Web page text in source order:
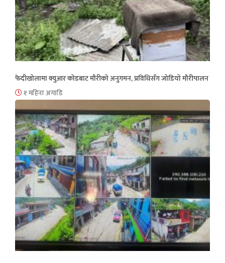
फेदीखोलामा क्युआर कोडबाट मौरीको अनुगमन, प्रविधिसँग जोडियो मौरीपालन
१ महिना अगाडि